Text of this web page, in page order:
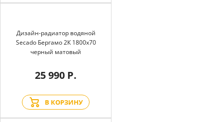
Дизайн-радиатор водяной
Secado Бергамо 2К 1800x70
черный матовый
25 990 Р.
В КОРЗИНУ